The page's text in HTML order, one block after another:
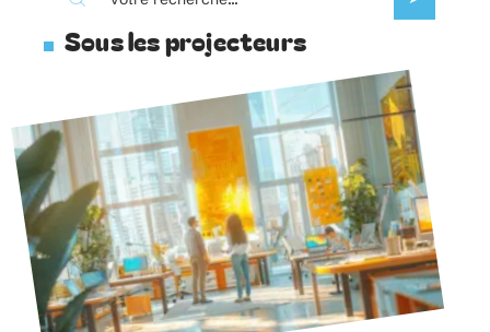
ces ressources efficaces pour
créer votre CV
En savoir plus
Recherche